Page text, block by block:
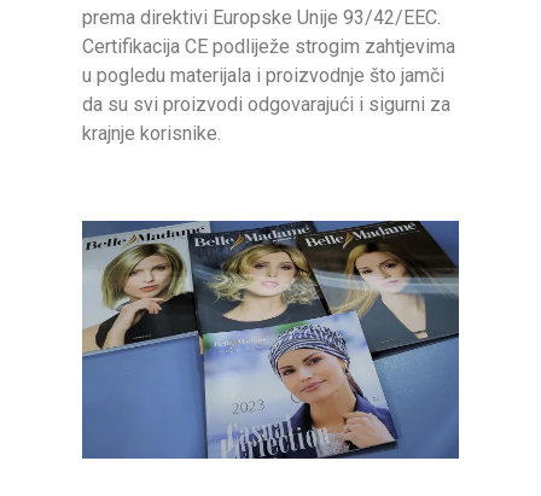
prema direktivi Europske Unije 93/42/EEC.
Certifikacija CE podliježe strogim zahtjevima
u pogledu materijala i proizvodnje što jamči
da su svi proizvodi odgovarajući i sigurni za
krajnje korisnike.